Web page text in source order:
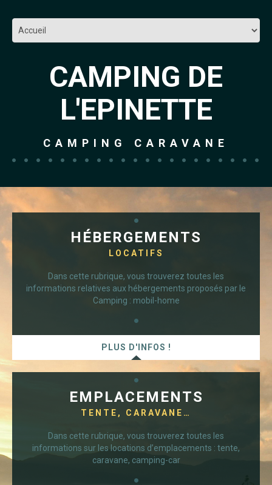
CAMPING DE
L'EPINETTE
CAMPING CARAVANE
HÉBERGEMENTS
LOCATIFS
Dans cette rubrique, vous trouverez toutes les
informations relatives aux hébergements proposés par le
Camping : mobil-home
PLUS D'INFOS !
EMPLACEMENTS
TENTE, CARAVANE…
Dans cette rubrique, vous trouverez toutes les
informations sur les locations d’emplacements : tente,
caravane, camping-car